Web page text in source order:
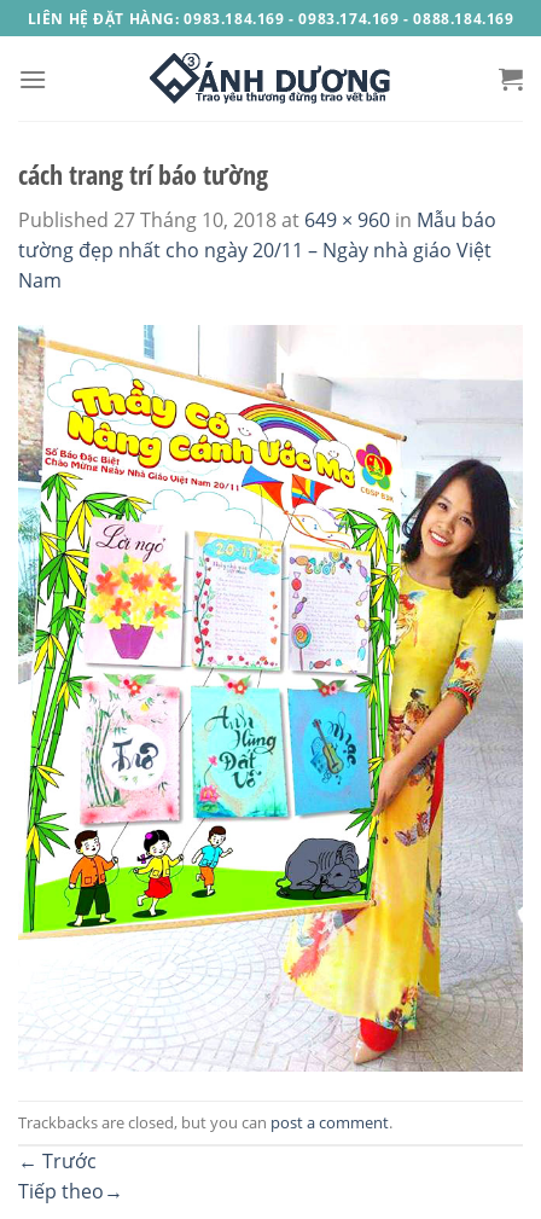
Skip
to
content
LIÊN HỆ ĐẶT HÀNG: 0983.184.169 - 0983.174.169 - 0888.184.169
cách trang trí báo tường
Published 27 Tháng 10, 2018at 649 × 960 in Mẫu báo
tường đẹp nhất cho ngày 20/11 – Ngày nhà giáo Việt
Nam
Trackbacks are closed, but you can post a comment.
← Trước
Tiếp theo→